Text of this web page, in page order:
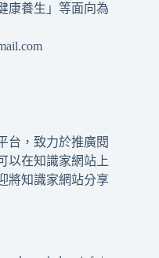
康養生」等面向為
台，致力於推廣閱
以在知識家網站上
將知識家網站分享